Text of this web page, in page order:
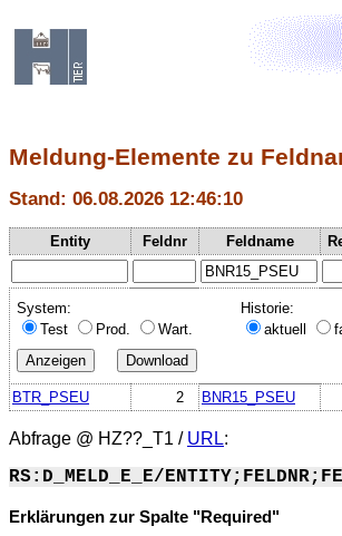
Meldung-Elemente zu
Stand: 06.08.2026 12:46:10
Entity Feldnr Feldname
System:
Test
Prod. Wart.
Historie:
aktuell
BTR_PSEU 2 BNR15_PSEU
Abfrage @ HZ??_T1 / URL:
RS:D_MELD_E_E/
Erklärungen zur Spalte "Required"